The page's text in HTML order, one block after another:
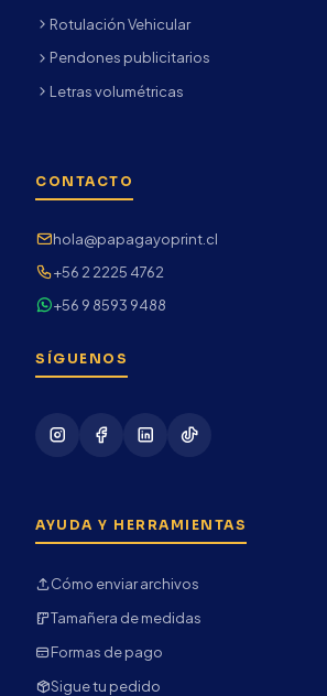
Rotulación Vehicular
Pendones publicitarios
Letras volumétricas
CONTACTO
hola@papagayoprint.cl
+56 2 2225 4762
+56 9 8593 9488
SÍGUENOS
AYUDA Y HERRAMIENTAS
Cómo enviar archivos
Tamañera de medidas
Formas de pago
Sigue tu pedido